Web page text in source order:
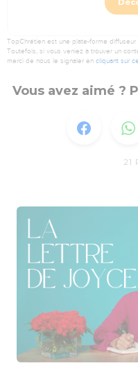
TopChrétien est une plate-forme
Toutefois, si vous veniez à trouver un
merci de nous le signaler en cliquant sur
Vous avez aimé ?
21